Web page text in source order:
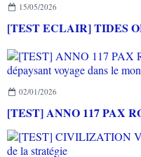
15/05/2026
02/01/2026